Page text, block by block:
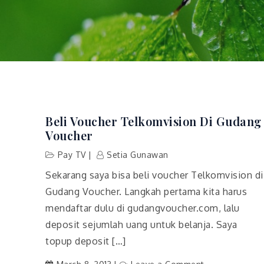
Beli Voucher Telkomvision Di Gudang
Voucher
Pay TV Setia Gunawan
Sekarang saya bisa beli voucher Telkomvision di
Gudang Voucher. Langkah pertama kita harus
mendaftar dulu di gudangvoucher.com, lalu
deposit sejumlah uang untuk belanja. Saya
topup deposit […]